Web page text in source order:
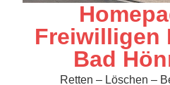
Freiwilligen
Bad
Retten – Löschen –